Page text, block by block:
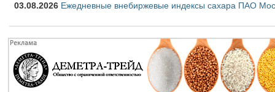
03.08.2026 Ежедневные внебиржевые индексы сахара ПАО